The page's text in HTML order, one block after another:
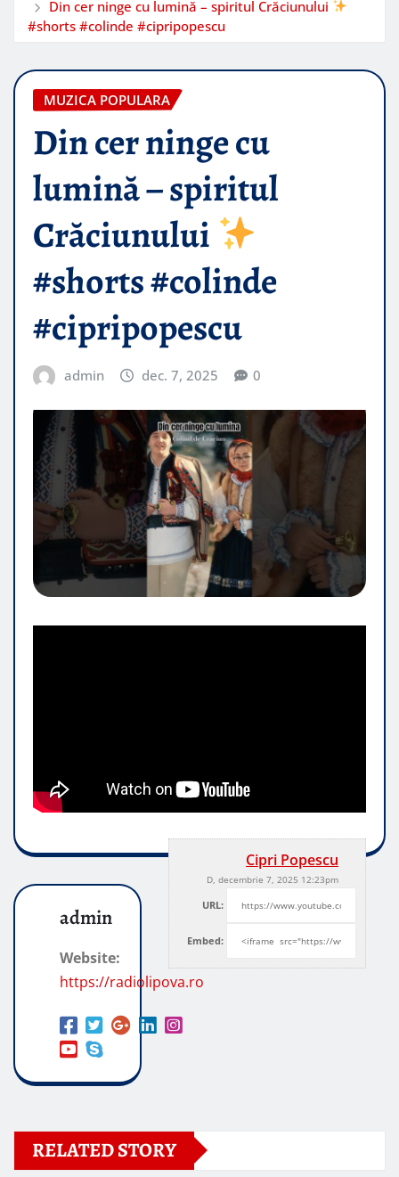
Din cer ninge cu lumină – spiritul Crăciunului
#shorts #colinde #cipripopescu
MUZICA POPULARA
Din cer ninge cu
lumină – spiritul
Crăciunului
#shorts #colinde
#cipripopescu
admin dec. 7, 2025 0
Cipri Popescu
D, decembrie 7, 2025 12:23pm
URL:
Embed:
admin
Website:
https://radiolipova.ro
RELATED STORY